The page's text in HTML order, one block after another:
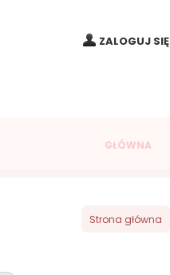
ZALOGUJ SIĘ
GŁÓWNA
Strona główna